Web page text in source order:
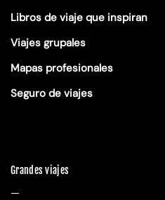
Libros de viaje que inspiran
Viajes grupales
Mapas profesionales
Seguro de viajes
Grandes viajes
—